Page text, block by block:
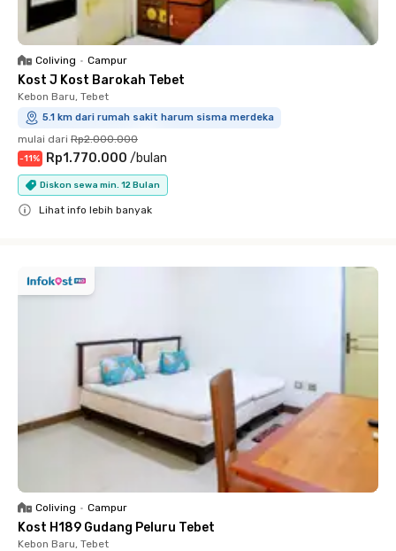
Coliving • Campur
Kost J Kost Barokah Tebet
Kebon Baru, Tebet
5.1 km dari rumah sakit harum sisma merdeka
mulai dari Rp2.000.000
-11% Rp1.770.000 /bulan
Diskon sewa min. 12 Bulan
Lihat info lebih banyak
Coliving • Campur
Kost H189 Gudang Peluru Tebet
Kebon Baru, Tebet